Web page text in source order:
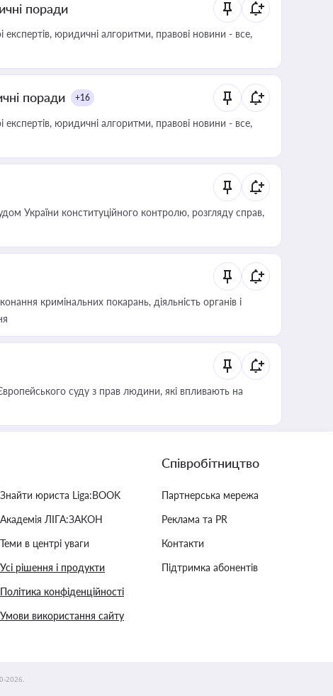
поради
юридичні алгоритми, правові новини - все,
поради +16
юридичні алгоритми, правові новини - все,
України конституційного контролю, розгляду справ,
кримінальних покарань, діяльність органів і
суду з прав людини, які впливають на
Знайти юриста Liga:BOOK
Академія ЛІГА:ЗАКОН
Теми в центрі уваги
Усі рішення і продукти
Політика конфіденційності
Умови використання сайту
Співробітництво
Партнерська мережа
Реклама та PR
Контакти
Підтримка абонентів
2026.